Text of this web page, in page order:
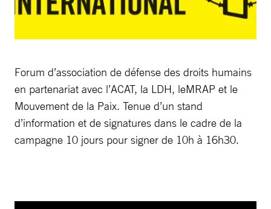
Forum d’association de défense des droits humains
en partenariat avec l’ACAT, la LDH, leMRAP et le
Mouvement de la Paix. Tenue d’un stand
d’information et de signatures dans le cadre de la
campagne 10 jours pour signer de 10h à 16h30.